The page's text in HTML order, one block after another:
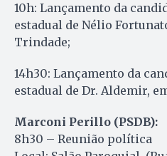
10h: Lançamento da
estadual de Nélio
Trindade;
14h30: Lançamento da
estadual de Dr. Aldemir,
Marconi Perillo (PSDB):
8h30 – Reunião política